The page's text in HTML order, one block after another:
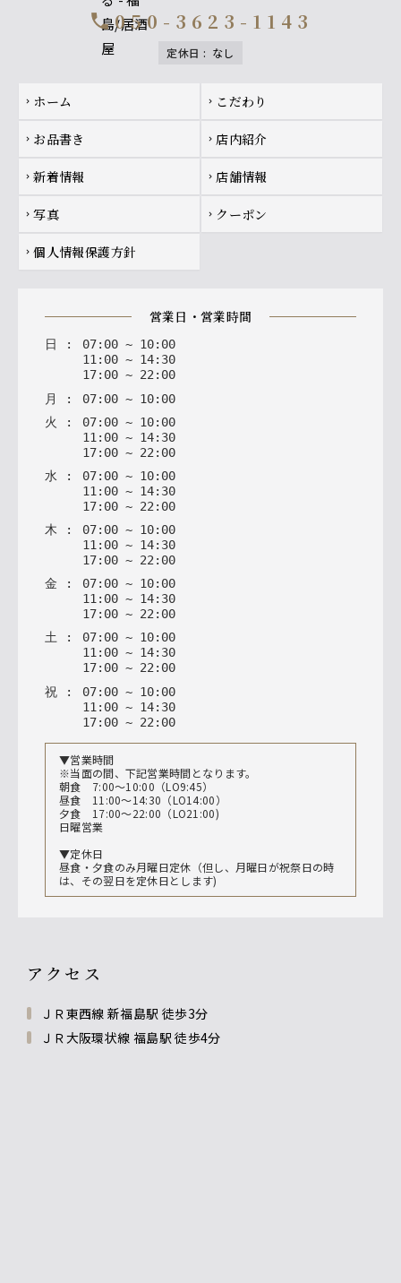
call050-3623-1143
定休日 : なし
Footer navigation
chevron_right ホーム chevron_right こだわり
chevron_right お品書き chevron_right 店内紹介
chevron_right 新着情報 chevron_right 店舗情報
chevron_right 写真 chevron_right クーポン
chevron_right 個人情報保護方針
営業日・営業時間
日 : 07: 00 ~ 10: 00
11: 00 ~ 14: 30
17: 00 ~ 22: 00
月
: 07: 00 ~ 10: 00
火
: 07: 00 ~ 10: 00
11 : 00 ~ 14: 30
17: 00 ~ 22 : 00
水 : 07: 00 ~ 10: 00
11 : 00 ~ 14: 30
17: 00 ~ 22 : 00
木 : 07: 00 ~ 10: 00
11 : 00 ~ 14: 30
17: 00 ~ 22 : 00
金 : 07: 00 ~ 10: 00
11: 00 ~ 14: 30
17: 00 ~ 22: 00
土 : 07: 00 ~ 10: 00
11: 00 ~ 14: 30
17: 00 ~ 22: 00
祝 : 07: 00 ~ 10: 00
11 : 00 ~ 14: 30
17: 00 ~ 22 : 00
▼営業時間
※当面の間、下記営業時間となります。
朝食 7:00～10:00（LO9:45）
昼食 11:00〜14:30（LO14:00）
夕食 17:00〜22:00（LO21:00)
日曜営業
▼定休日
昼食・夕食のみ月曜日定休（但し、月曜日が祝祭日の時
は、その翌日を定休日とします)
アクセス
ＪＲ東西線 新福島駅 徒歩3分
ＪＲ大阪環状線 福島駅 徒歩4分